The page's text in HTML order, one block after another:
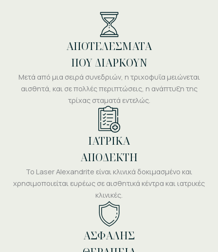
ΑΠΟΤΕΛΕΣΜΑΤΑ
ΠΟΥ ΔΙΑΡΚΟΥΝ
Μετά από μια σειρά συνεδριών, η τριχοφυΐα μειώνεται
αισθητά, και σε πολλές περιπτώσεις, η ανάπτυξη της
τρίχας σταματά εντελώς.
ΙΑΤΡΙΚΑ
ΑΠΟΔΕΚΤΗ
Το Laser Alexandrite είναι κλινικά δοκιμασμένο και
χρησιμοποιείται ευρέως σε αισθητικά κέντρα και ιατρικές
κλινικές.
ΑΣΦΑΛΗΣ